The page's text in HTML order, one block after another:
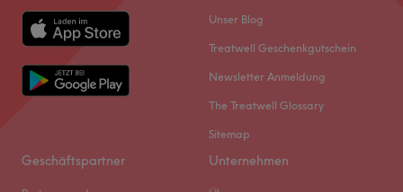
Unser Blog
Treatwell Geschenkgutschein
Newsletter Anmeldung
The Treatwell Glossary
Sitemap
Geschäftspartner Unternehmen